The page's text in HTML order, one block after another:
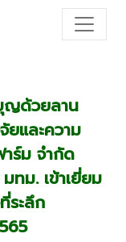
ญด้วยลาน
ยและความ
ร์ม จำกัด
ม. เข้าเยี่ยม
ระลึก